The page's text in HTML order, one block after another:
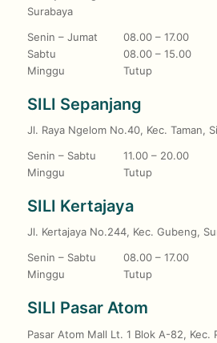
Surabaya
Senin – Jumat
08.00 – 17.00
Sabtu
08.00 – 15.00
Minggu
Tutup
SILI Sepanjang
Jl. Raya Ngelom No.40, Kec. Taman,
Senin – Sabtu
11.00 – 20.00
Minggu
Tutup
SILI Kertajaya
Jl. Kertajaya No.244, Kec. Gubeng,
Senin – Sabtu
08.00 – 17.00
Minggu
Tutup
SILI Pasar Atom
Pasar Atom Mall Lt. 1 Blok A-82, Kec.